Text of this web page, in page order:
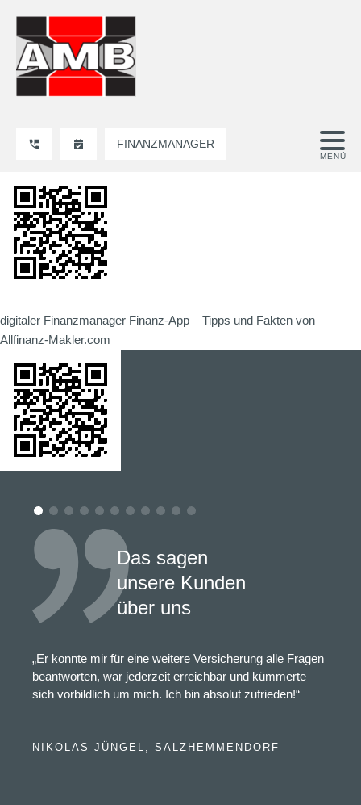
FINANZMANAGER
digitaler Finanzmanager Finanz-App – Tipps und Fakten von
Allfinanz-Makler.com
Das sagen
unsere Kunden
über uns
„Er konnte mir für eine weitere Versicherung alle Fragen
beantworten, war jederzeit erreichbar und kümmerte
sich vorbildlich um mich. Ich bin absolut zufrieden!“
NIKOLAS JÜNGEL, SALZHEMMENDORF